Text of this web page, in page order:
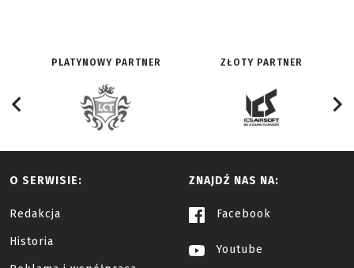
PLATYNOWY PARTNER ZŁOTY PARTNER
O SERWISIE:
Redakcja
Historia
ZNAJDŹ NAS NA:
Facebook
Youtube